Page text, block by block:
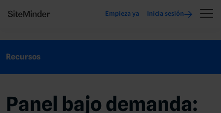
Empieza ya Inicia sesión
Recursos
Panel bajo demanda: